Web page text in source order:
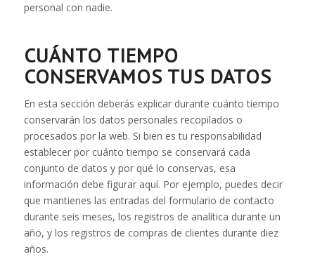
personal con nadie.
CUÁNTO TIEMPO
CONSERVAMOS TUS DATOS
En esta sección deberás explicar durante cuánto tiempo
conservarán los datos personales recopilados o
procesados por la web. Si bien es tu responsabilidad
establecer por cuánto tiempo se conservará cada
conjunto de datos y por qué lo conservas, esa
información debe figurar aquí. Por ejemplo, puedes decir
que mantienes las entradas del formulario de contacto
durante seis meses, los registros de analítica durante un
año, y los registros de compras de clientes durante diez
años.